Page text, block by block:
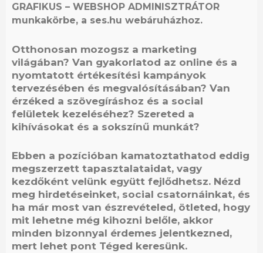
GRAFIKUS – WEBSHOP ADMINISZTRÁTOR
munkakörbe, a ses.hu webáruházhoz.
Otthonosan mozogsz a marketing
világában? Van gyakorlatod az online és a
nyomtatott értékesítési kampányok
tervezésében és megvalósításában? Van
érzéked a szövegíráshoz és a social
felületek kezeléséhez? Szereted a
kihívásokat és a sokszínű munkát?
Ebben a pozícióban kamatoztathatod eddig
megszerzett tapasztalataidat, vagy
kezdőként velünk együtt fejlődhetsz. Nézd
meg hirdetéseinket, social csatornáinkat, és
ha már most van észrevételed, ötleted, hogy
mit lehetne még kihozni belőle, akkor
minden bizonnyal érdemes jelentkezned,
mert lehet pont Téged keresünk.